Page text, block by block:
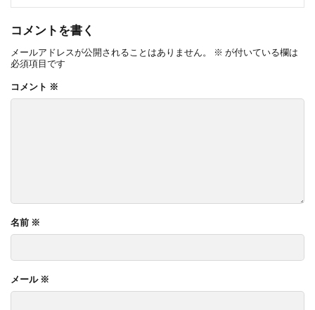
コメントを書く
メールアドレスが公開されることはありません。 ※ が付いている欄は
必須項目です
コメント ※
名前 ※
メール ※